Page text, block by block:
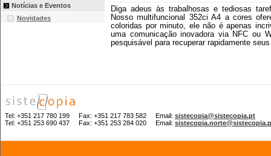
Notícias e Eventos
Novidades
Diga adeus às trabalhosas e tediosas
Nosso multifuncional 352ci A4 a cores
coloridas por minuto, ele não é apenas
uma comunicação inovadora via NFC ou
pesquisável para recuperar rapidamente
Tel: +351 217 780 199 Fax: +351 217 783 582 Email: sistecopia@sistecopia.pt
Tel: +351 253 690 437 Fax: +351 253 284 020 Email: